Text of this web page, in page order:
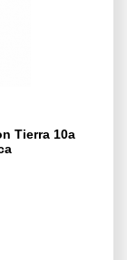
Tierra 10a